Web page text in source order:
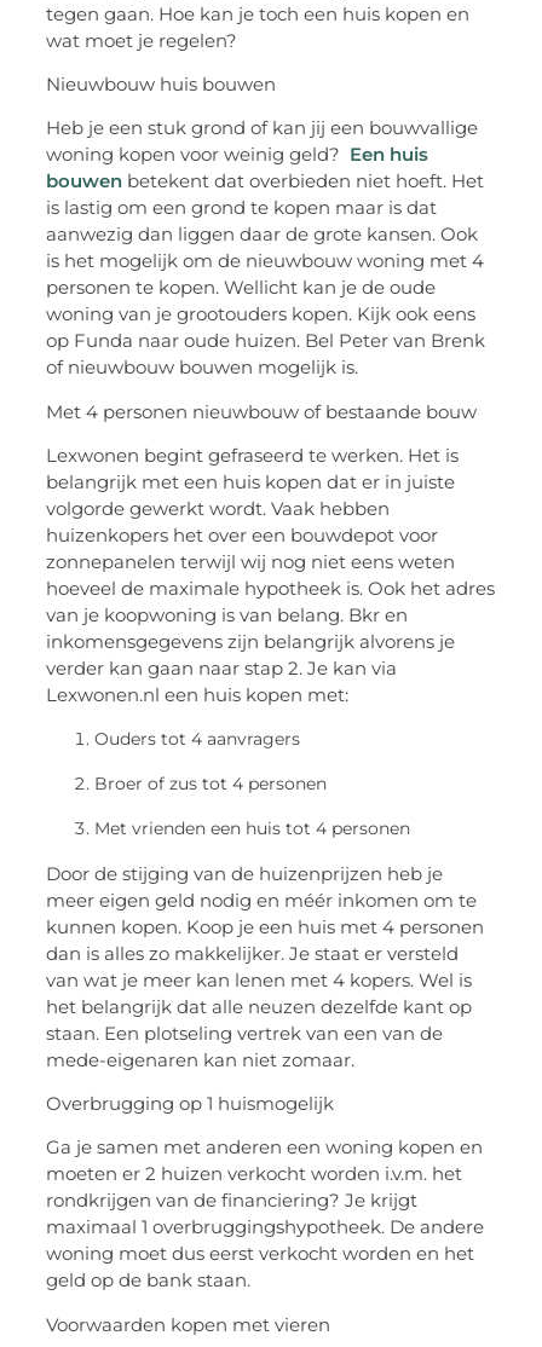
tegen gaan. Hoe kan je toch een huis kopen en
wat moet je regelen?
Nieuwbouw huis bouwen
Heb je een stuk grond of kan jij een bouwvallige
woning kopen voor weinig geld? Een huis
bouwen betekent dat overbieden niet hoeft. Het
is lastig om een grond te kopen maar is dat
aanwezig dan liggen daar de grote kansen. Ook
is het mogelijk om de nieuwbouw woning met 4
personen te kopen. Wellicht kan je de oude
woning van je grootouders kopen. Kijk ook eens
op Funda naar oude huizen. Bel Peter van Brenk
of nieuwbouw bouwen mogelijk is.
Met 4 personen nieuwbouw of bestaande bouw
Lexwonen begint gefraseerd te werken. Het is
belangrijk met een huis kopen dat er in juiste
volgorde gewerkt wordt. Vaak hebben
huizenkopers het over een bouwdepot voor
zonnepanelen terwijl wij nog niet eens weten
hoeveel de maximale hypotheek is. Ook het adres
van je koopwoning is van belang. Bkr en
inkomensgegevens zijn belangrijk alvorens je
verder kan gaan naar stap 2. Je kan via
Lexwonen.nl een huis kopen met:
Ouders tot 4 aanvragers
Broer of zus tot 4 personen
Met vrienden een huis tot 4 personen
Door de stijging van de huizenprijzen heb je
meer eigen geld nodig en méér inkomen om te
kunnen kopen. Koop je een huis met 4 personen
dan is alles zo makkelijker. Je staat er versteld
van wat je meer kan lenen met 4 kopers. Wel is
het belangrijk dat alle neuzen dezelfde kant op
staan. Een plotseling vertrek van een van de
mede-eigenaren kan niet zomaar.
Overbrugging op 1 huismogelijk
Ga je samen met anderen een woning kopen en
moeten er 2 huizen verkocht worden i.v.m. het
rondkrijgen van de financiering? Je krijgt
maximaal 1 overbruggingshypotheek. De andere
woning moet dus eerst verkocht worden en het
geld op de bank staan.
Voorwaarden kopen met vieren